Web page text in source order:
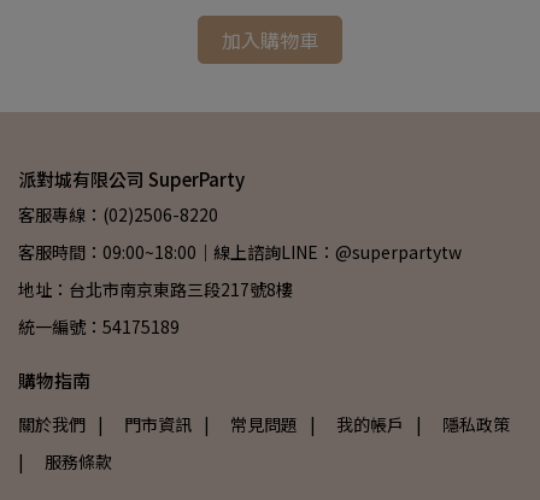
加入購物車
派對城有限公司 SuperParty
客服專線：(02)2506-8220
客服時間：09:00~18:00｜線上諮詢LINE：@superpartytw
地址：台北市南京東路三段217號8樓
統一編號：54175189
購物指南
關於我們 | 門市資訊 | 常見問題 | 我的帳戶
| 隱私政策
| 服務條款